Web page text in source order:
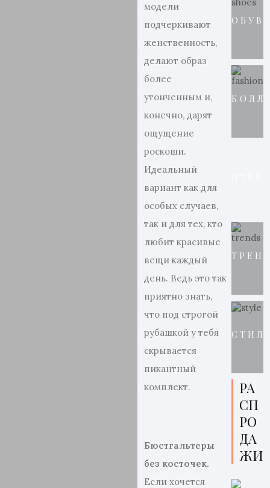
модели
подчеркивают
женственность,
делают образ
более
утонченным и,
конечно, дарят
ощущение
роскоши.
Идеальный
вариант как для
особых случаев,
так и для тех, кто
любит красивые
вещи каждый
день. Ведь это так
приятно знать,
что под строгой
рубашкой у тебя
скрывается
пикантный
комплект.
Бюстгальтеры
без косточек.
Если хочется
РА
СП
РО
ДА
ЖИ